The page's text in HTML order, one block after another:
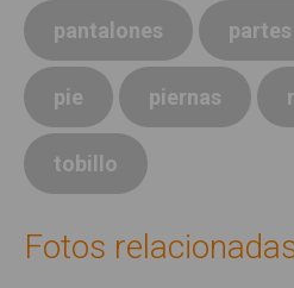
pantalones
pie piernas
tobillo
Fotos